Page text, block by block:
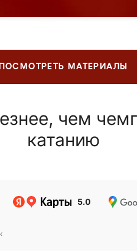
ПОСМОТРЕТЬ МАТЕРИАЛЫ
чем
катанию
5.0